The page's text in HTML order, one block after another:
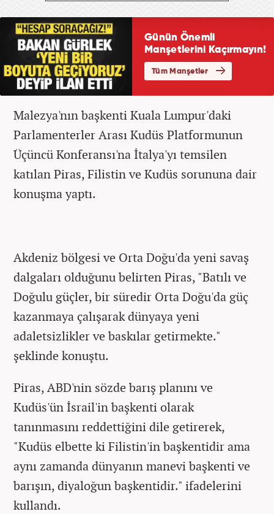
Malezya'nın başkenti Kuala Lumpur'daki
Parlamenterler Arası Kudüs Platformunun
Üçüncü Konferansı'na İtalya'yı temsilen
katılan Piras, Filistin ve Kudüs sorununa dair
konuşma yaptı.
Akdeniz bölgesi ve Orta Doğu'da yeni savaş
dalgaları olduğunu belirten Piras, "Batılı ve
Doğulu güçler, bir süredir Orta Doğu'da güç
kazanmaya çalışarak dünyaya yeni
adaletsizlikler ve baskılar getirmekte."
şeklinde konuştu.
Piras, ABD'nin sözde barış planını ve
Kudüs'ün İsrail'in başkenti olarak
tanınmasını reddettiğini dile getirerek,
"Kudüs elbette ki Filistin'in başkentidir ama
aynı zamanda dünyanın manevi başkenti ve
barışın, diyaloğun başkentidir." ifadelerini
kullandı.